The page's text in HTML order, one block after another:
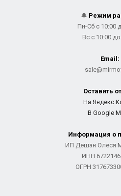
🔔 Режим
Пн-Сб с 10:00
Вс с 10:00
Email:
Оставить
На
В Google
Информация о
ИП Дешан Олеся
ИНН
ОГРН